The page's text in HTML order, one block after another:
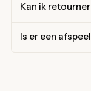
Kan ik
Is er een